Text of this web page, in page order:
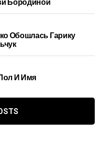
Бородиной
Обошлась Гарику
И Имя